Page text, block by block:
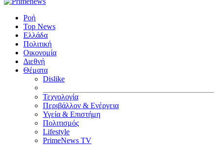
Ροή
Top News
Ελλάδα
Πολιτική
Οικονομία
Διεθνή
Θέματα
Dislike
Τεχνολογία
Περιβάλλον & Ενέργεια
Υγεία & Επιστήμη
Πολιτισμός
Lifestyle
PrimeNews TV